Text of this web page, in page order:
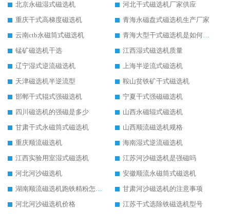
北京永磁湿式磁选机
河北干式磁选机厂家供应
重庆干式高梯度磁选机
青海永磁盘式磁选机生产厂家
云南ctb永磁筒式磁选机
青海大型干式磁选机是如何选矿的
锰矿磁选机干选
江西湿式磁选机质量
辽宁湿式逆流磁选机
上海半逆流式磁选机
天津磁选机半逆流型
鞍山贫铁矿干式磁选机
邯郸干式辊式强磁选机
宁夏干式强磁磁选机
四川磁选机的强磁是多少
山西永磁辊式磁选机
甘肃干式永磁筒式磁选机
山西顺流磁选机规格
重庆顺流磁选机
海南湿式逆流磁选机
江西实验用室湿式磁选机
江苏河沙磁选机是强磁吗
河北河沙磁选机
安徽顺流永磁筒式磁选机
湖南顺流磁选机跑铁精粉怎么处理
甘肃河沙磁选机的注意事项
河北河沙磁选机价格
江苏干式选除铁磁选机型号